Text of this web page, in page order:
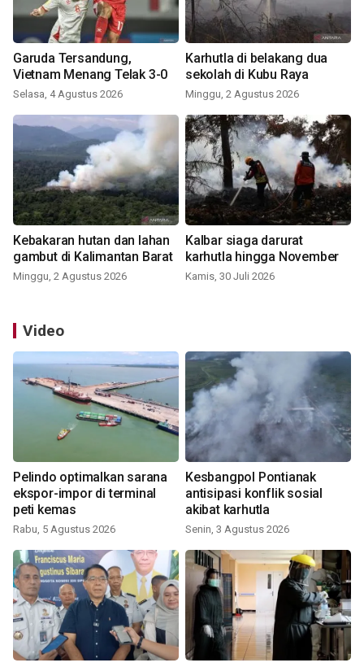
Garuda Tersandung,
Vietnam Menang Telak 3-0
Selasa, 4 Agustus 2026
Karhutla di belakang dua
sekolah di Kubu Raya
Minggu, 2 Agustus 2026
Kebakaran hutan dan lahan
gambut di Kalimantan Barat
Minggu, 2 Agustus 2026
Kalbar siaga darurat
karhutla hingga November
Kamis, 30 Juli 2026
Video
Pelindo optimalkan sarana
ekspor-impor di terminal
peti kemas
Rabu, 5 Agustus 2026
Kesbangpol Pontianak
antisipasi konflik sosial
akibat karhutla
Senin, 3 Agustus 2026